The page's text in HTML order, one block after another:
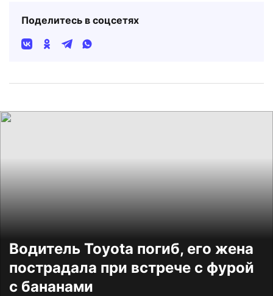
Поделитесь в соцсетях
Водитель Toyota погиб, его жена
пострадала при встрече с фурой
с бананами